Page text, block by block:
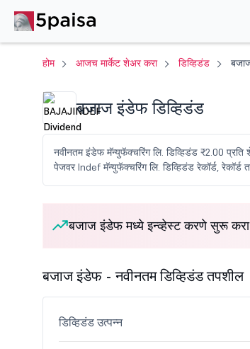
होम आजच मार्केट शेअर करा डिव्हिडंड
बजाज इंडेफ डिव्हिडंड
नवीनतम इंडेफ मॅन्युफॅक्चरिंग लि. डिव्हिडंड ₹2.00
पेजवर Indef मॅन्युफॅक्चरिंग लि. डिव्हिडंड रेकॉर्ड, रेकॉर्ड
बजाज इंडेफ मध्ये इन्व्हेस्ट करणे सुरू करा
बजाज इंडेफ - नवीनतम डिव्हिडंड तपशील
डिव्हिडंड उत्पन्न